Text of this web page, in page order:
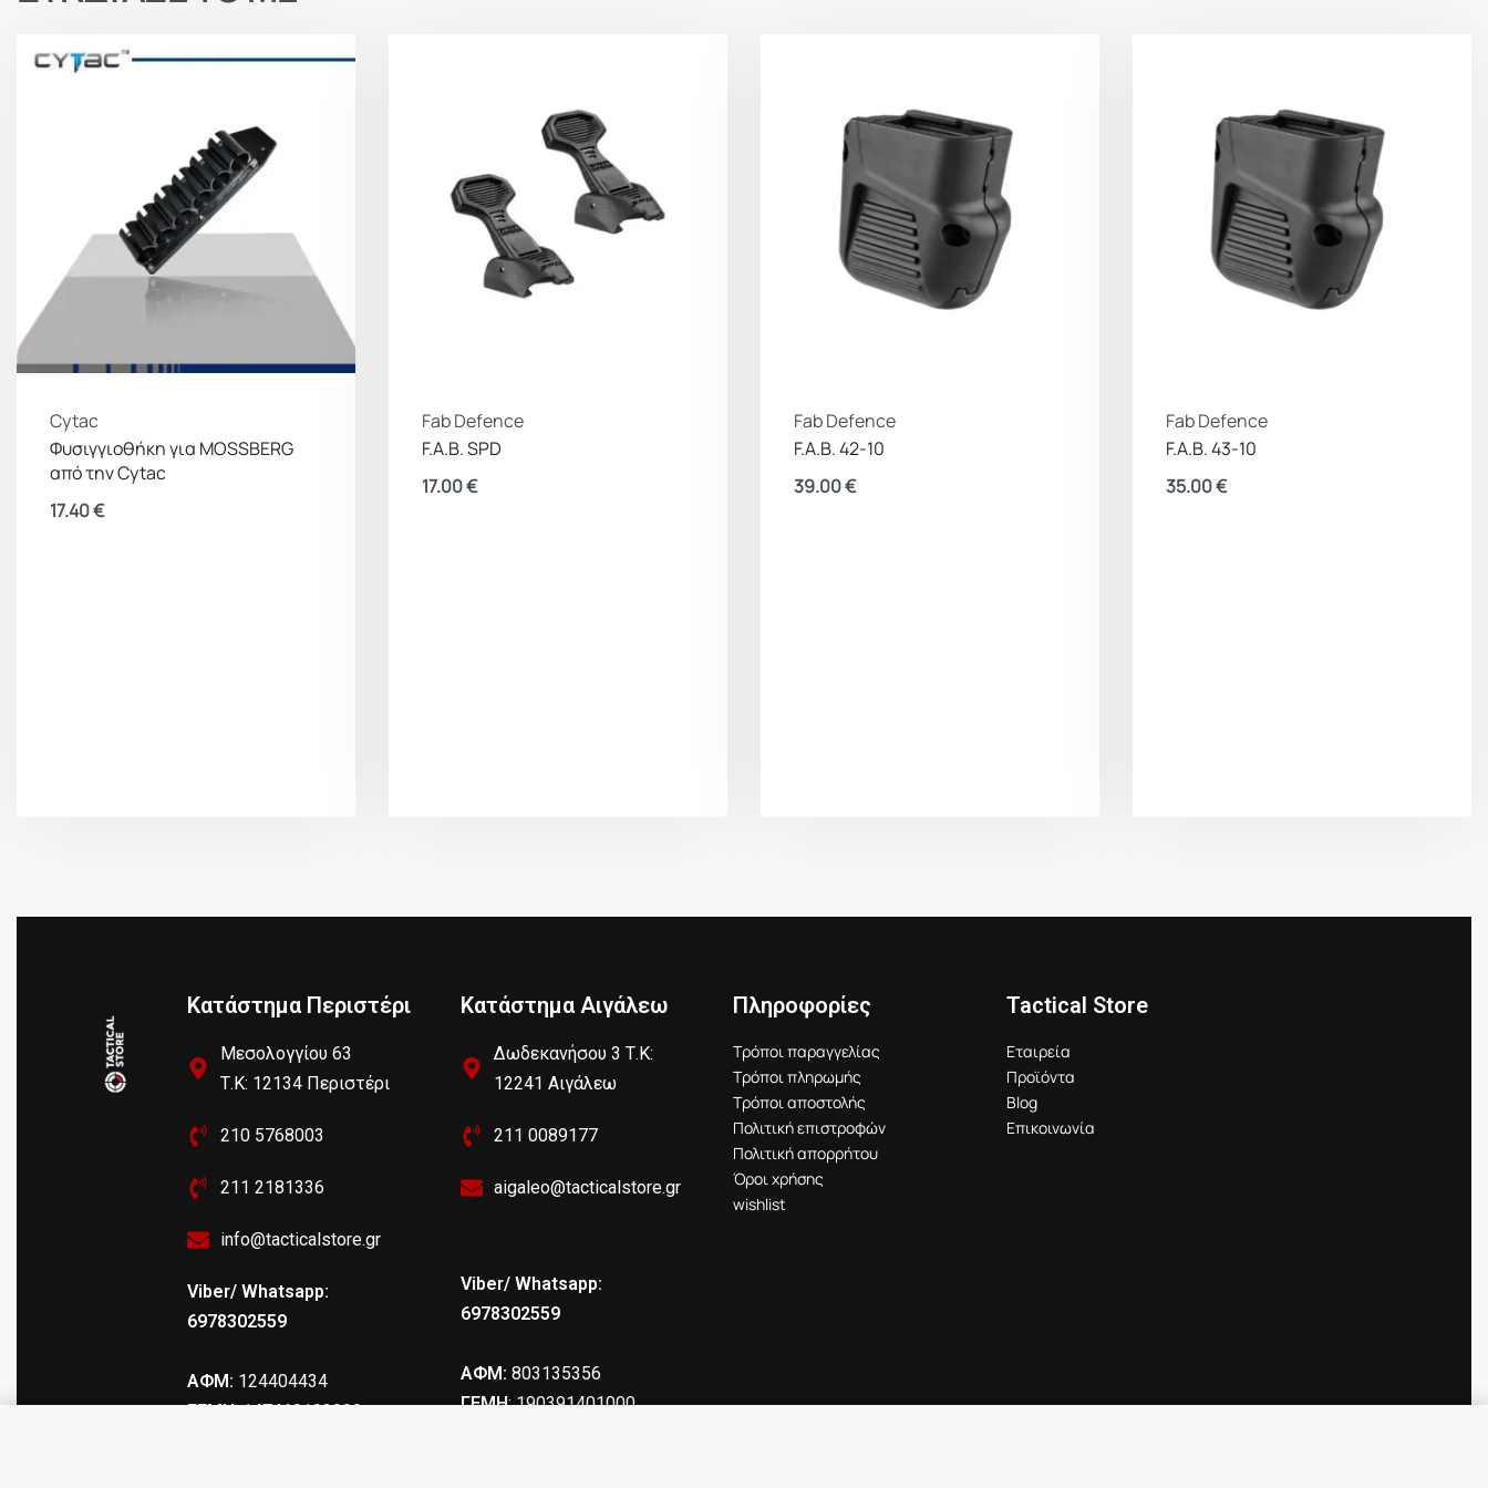
Cytac
Φυσιγγιοθήκη για MOSSBERG
από την Cytac
17.40€
Fab Defence
F.A.B. SPD
17.00€
Fab Defence
F.A.B. 42-10
39.00€
Fab Defence
F.A.B. 43-10
35.00€
Κατάστημα Περιστέρι
Μεσολογγίου 63
Τ.Κ: 12134 Περιστέρι
210 5768003
211 2181336
info@tacticalstore.gr
Viber/ Whatsapp:
6978302559
ΑΦΜ: 124404434
ΓΕΜΗ: 147469103000
Κατάστημα Αιγάλεω
Δωδεκανήσου 3 Τ.Κ:
12241 Αιγάλεω
211 0089177
aigaleo@tacticalstore.gr
Viber/ Whatsapp:
6978302559
ΑΦΜ: 803135356
ΓΕΜΗ: 190391401000
Πληροφορίες
Τρόποι παραγγελίας
Τρόποι πληρωμής
Τρόποι αποστολής
Πολιτική επιστροφών
Πολιτική απορρήτου
Όροι χρήσης
wishlist
Tactical Store
Εταιρεία
Προϊόντα
Blog
Επικοινωνία